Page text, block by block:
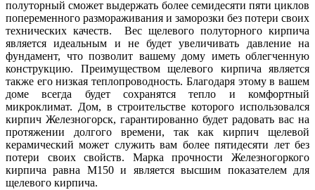
полуторный сможет выдержать более семидесяти пяти циклов
попеременного размораживания и заморозки без потери своих
технических качеств. Вес щелевого полуторного кирпича
является идеальным и не будет увеличивать давление на
фундамент, что позволит вашему дому иметь облегченную
конструкцию. Преимуществом щелевого кирпича является
также его низкая теплопроводность. Благодаря этому в вашем
доме всегда будет сохранятся тепло и комфортный
микроклимат. Дом, в строительстве которого использовался
кирпич Железногорск, гарантированно будет радовать вас на
протяжении долгого времени, так как кирпич щелевой
керамический может служить вам более пятидесяти лет без
потери своих свойств. Марка прочности Железногоркого
кирпича равна М150 и является высшим показателем для
щелевого кирпича.